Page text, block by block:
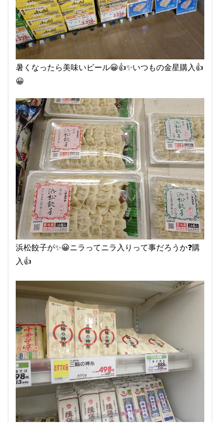
暑くなったら美味いビール😀👍✨いつもの金星購入👍
😀
浜松餃子が✨😀ニラってニラ入りって事だろうか❓️購
入👍